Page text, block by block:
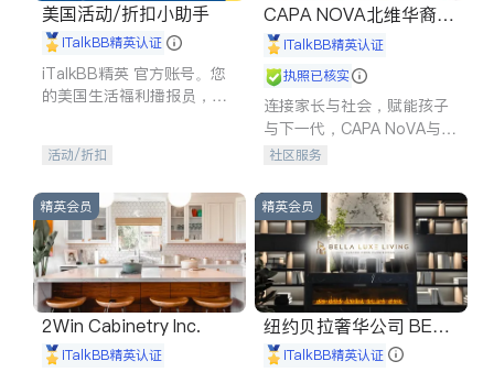
美国活动/折扣小助手
iTalkBB精英认证
iTalkBB精英 官方账号。您
的美国生活福利播报员，精
专属福利。
活动/折扣
CAPA NOVA北维华裔家
长会iTalkBB精英认证
执照已核实
连接家长与社会，赋能孩子
与下一代，CAPA NoVA与您
携手建设包容、公平、充满
社区服务
精英会员
2Win Cabinetry Inc.
iTalkBB精英认证
精英会员
纽约贝拉奢华公司 BELL
A LUXE
iTalkBB精英认证